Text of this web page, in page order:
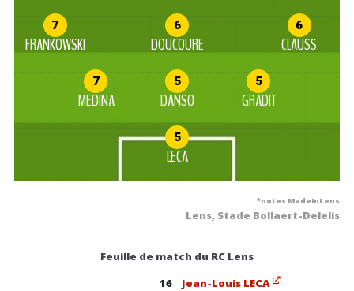
7
FRANKOWSKI
6
DOUCOURE
6
CLAUSS
7
MEDINA
5
DANSO
5
GRADIT
5
LECA
*notes MadeInLens
Lens, Stade Bollaert-Delelis
Feuille de match du RC Lens
16
Jean-Louis LECA